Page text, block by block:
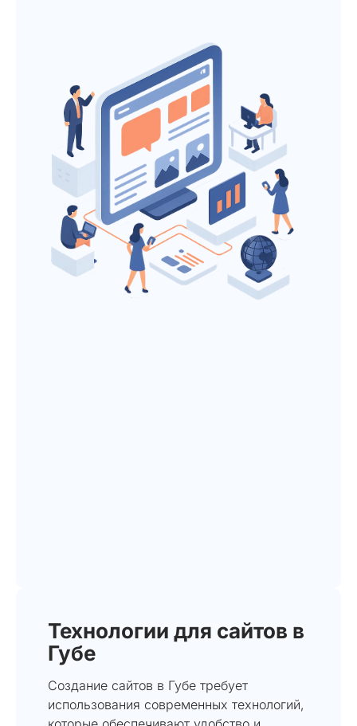
Технологии для сайтов в
Губе
Создание сайтов в Губе требует
использования современных технологий,